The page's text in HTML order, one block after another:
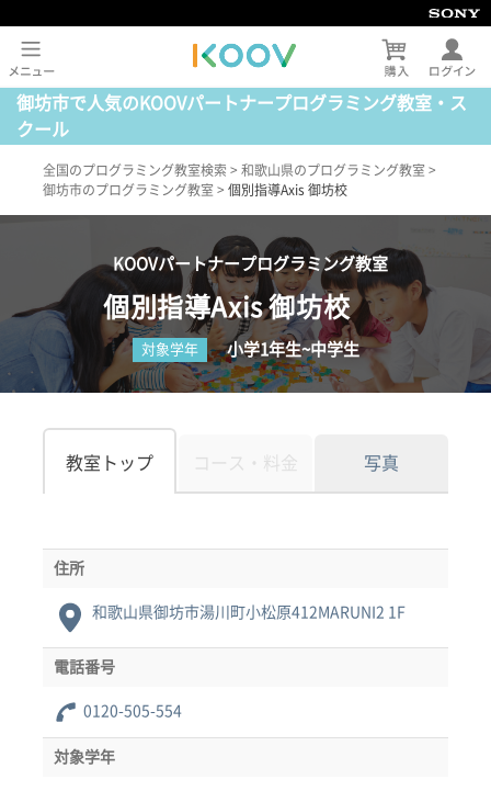
御坊市で人気のKOOVパートナープログラミング教室・ス
クール
全国のプログラミング教室検索 > 和歌山県のプログラミング教室 >
御坊市のプログラミング教室 > 個別指導Axis 御坊校
KOOVパートナープログラミング教室
個別指導Axis 御坊校
対象学年 小学1年生~中学生
教室トップ コース・料金 写真
住所
和歌山県御坊市湯川町小松原412MARUNI2 1F
電話番号
0120-505-554
対象学年